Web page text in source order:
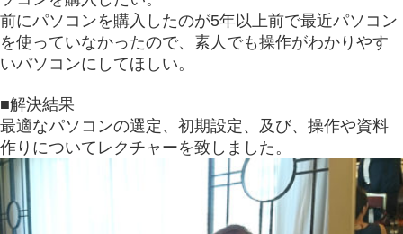
前にパソコンを購入したのが5年以上前で最近パソコン
を使っていなかったので、素人でも操作がわかりやす
いパソコンにしてほしい。
■解決結果
最適なパソコンの選定、初期設定、及び、操作や資料
作りについてレクチャーを致しました。